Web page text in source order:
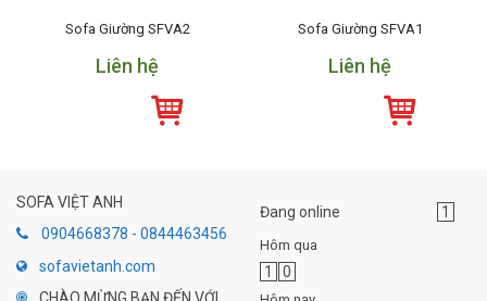
Sofa Giường SFVA2
Liên hệ
Sofa Giường SFVA1
Liên hệ
SOFA VIỆT ANH
0904668378 - 0844463456
sofavietanh.com
Đang online 1
Hôm qua
1 0